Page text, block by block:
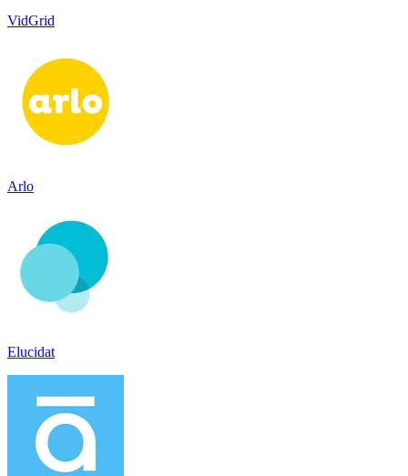
VidGrid
Arlo
Elucidat